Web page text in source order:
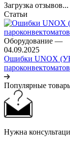
Загрузка отзывов...
Статьи
Оборудование —
04.09.2025
Ошибки UNOX
пароконвектоматов
Популярные
Нужна